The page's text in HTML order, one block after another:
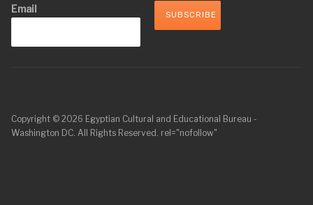
Email
Copyright © 2026 Egyptian Cultural and Educational Bureau -
Washington DC. All Rights Reserved. rel="nofollow"